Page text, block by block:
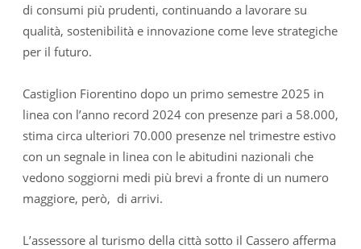
di consumi più prudenti, continuando a lavorare su
qualità, sostenibilità e innovazione come leve strategiche
per il futuro.
Castiglion Fiorentino dopo un primo semestre 2025 in
linea con l’anno record 2024 con presenze pari a 58.000,
stima circa ulteriori 70.000 presenze nel trimestre estivo
con un segnale in linea con le abitudini nazionali che
vedono soggiorni medi più brevi a fronte di un numero
maggiore, però, di arrivi.
L’assessore al turismo della città sotto il Cassero afferma